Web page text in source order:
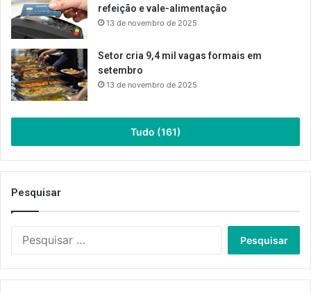
refeição e vale-alimentação
13 de novembro de 2025
Setor cria 9,4 mil vagas formais em
setembro
13 de novembro de 2025
Tudo (161)
Pesquisar